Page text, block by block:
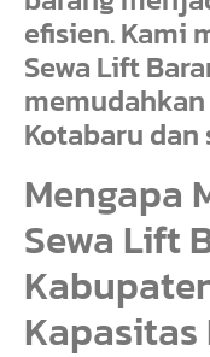
efisien. Kami
Sewa Lift
Kotabaru
Mengapa
Sewa Lift
Kapasitas